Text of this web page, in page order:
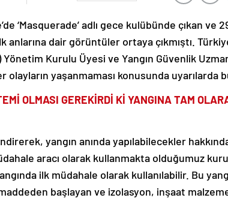
‘Masquerade’ adlı gece kulübünde çıkan ve
anlarına dair görüntüler ortaya çıkmıştı.
Yönetim Kurulu Üyesi ve Yangın Güvenlik
yaşanmaması konusunda uyarılarda
OLMASI GEREKİRDİ Kİ YANGINA TAM
yangın anında yapılabilecekler
aracı olarak kullanmakta olduğumuz
ilk müdahale olarak kullanılabilir. Bu
başlayan ve izolasyon, inşaat